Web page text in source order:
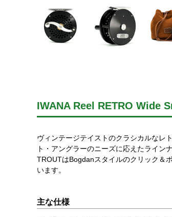
IWANA Reel RETRO Wide
ヴィンテージテイストのクラシカルなレ
ト・アングラーのニーズに応えたライ
TROUTはBogdanスタイルのクリック＆
います。
主な仕様